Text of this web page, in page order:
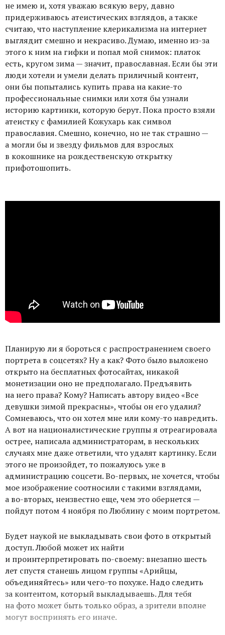
не имею и, хотя уважаю всякую веру, давно
придерживаюсь атеистических взглядов, а также
считаю, что наступление клерикализма на интернет
выглядит смешно и некрасиво. Думаю, именно из-за
этого к ним на гифки и попал мой снимок: платок
есть, кругом зима — значит, православная. Если бы эти
люди хотели и умели делать приличный контент,
они бы попытались купить права на какие-то
профессиональные снимки или хотя бы узнали
историю картинки, которую берут. Пока просто взяли
атеистку с фамилией Кожухарь как символ
православия. Смешно, конечно, но не так страшно —
а могли бы и звезду фильмов для взрослых
в кокошнике на рождественскую открытку
прифотошопить.
Планирую ли я бороться с распространением своего
портрета в соцсетях? Ну а как? Фото было выложено
открыто на бесплатных фотосайтах, никакой
монетизации оно не предполагало. Предъявить
на него права? Кому? Написать автору видео «Все
девушки зимой прекрасны», чтобы он его удалил?
Сомневаюсь, что он хотел мне или кому-то навредить.
А вот на националистические группы я отреагировала
острее, написала администраторам, в нескольких
случаях мне даже ответили, что удалят картинку. Если
этого не произойдет, то пожалуюсь уже в
администрацию соцсети. Во-первых, не хочется, чтобы
мое изображение соотносили с такими взглядами,
а во-вторых, неизвестно еще, чем это обернется —
пойдут потом 4 ноября по Люблину с моим портретом.
Будет наукой не выкладывать свои фото в открытый
доступ. Любой может их найти
и проинтерпретировать по-своему: внезапно шесть
лет спустя станешь лицом группы «Арийцы,
объединяйтесь» или чего-то похуже. Надо следить
за контентом, который выкладываешь. Для тебя
на фото может быть только образ, а зрители вполне
могут воспринять его иначе.